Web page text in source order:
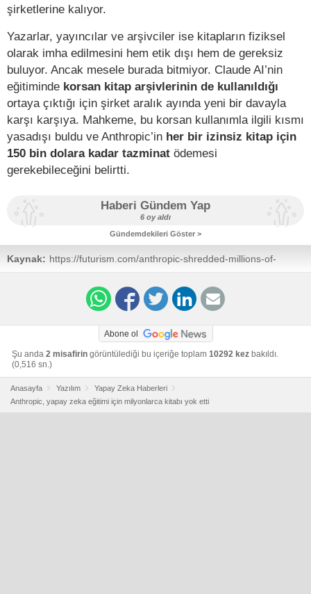
şirketlerine kalıyor.
Yazarlar, yayıncılar ve arşivciler ise kitapların fiziksel
olarak imha edilmesini hem etik dışı hem de gereksiz
buluyor. Ancak mesele burada bitmiyor. Claude AI’nin
eğitiminde korsan kitap arşivlerinin de kullanıldığı
ortaya çıktığı için şirket aralık ayında yeni bir davayla
karşı karşıya. Mahkeme, bu korsan kullanımla ilgili kısmı
yasadışı buldu ve Anthropic’in her bir izinsiz kitap için
150 bin dolara kadar tazminat ödemesi
gerekebileceğini belirtti.
Haberi Gündem Yap
6 oy aldı
Gündemdekileri Göster >
Kaynak: https://futurism.com/anthropic-shredded-millions-of-
physical-books
Abone ol
Şu anda 2 misafirin görüntülediği bu içeriğe toplam 10292 kez bakıldı.
(0,516 sn.)
Anasayfa Yazılım
Yapay Zeka Haberleri
Anthropic, yapay zeka eğitimi için milyonlarca kitabı yok etti